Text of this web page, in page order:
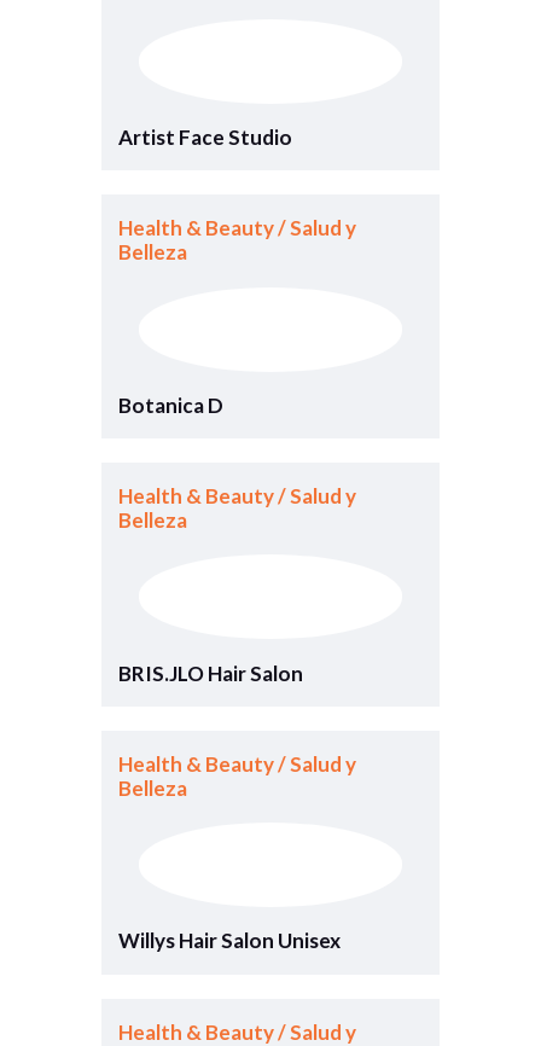
Artist Face Studio
Health & Beauty / Salud y
Belleza
Botanica D
Health & Beauty / Salud y
Belleza
BRIS.JLO Hair Salon
Health & Beauty / Salud y
Belleza
Willys Hair Salon Unisex
Health & Beauty / Salud y